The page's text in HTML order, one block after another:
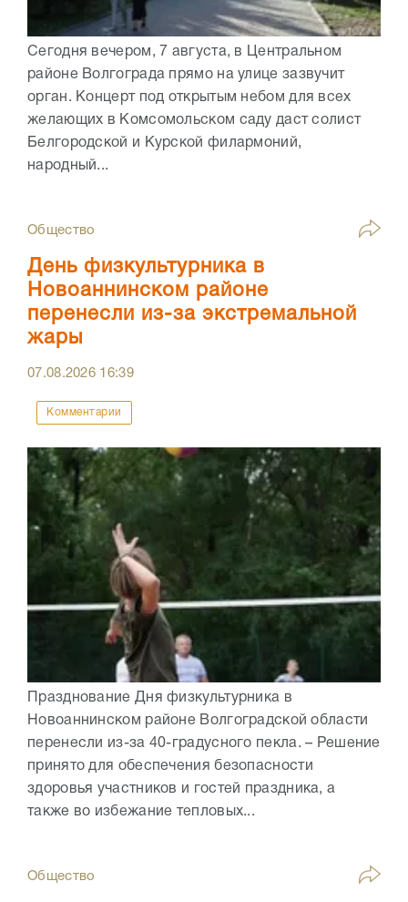
Сегодня вечером, 7 августа, в Центральном
районе Волгограда прямо на улице зазвучит
орган. Концерт под открытым небом для всех
желающих в Комсомольском саду даст солист
Белгородской и Курской филармоний,
народный...
Общество
День физкультурника в
Новоаннинском районе
перенесли из-за экстремальной
жары
07.08.2026 16:39
Комментарии
Празднование Дня физкультурника в
Новоаннинском районе Волгоградской области
перенесли из-за 40-градусного пекла. – Решение
принято для обеспечения безопасности
здоровья участников и гостей праздника, а
также во избежание тепловых...
Общество